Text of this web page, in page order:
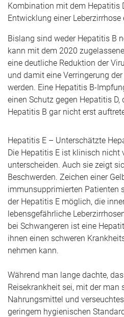
Kombination mit dem Hepatitis
Entwicklung einer Leberzirrhose
Bislang sind weder Hepatitis B
kann mit dem 2020
eine deutliche Reduktion der
und damit eine Verringerung
werden. Eine Hepatitis B-
einen Schutz gegen Hepatitis D,
Hepatitis B gar nicht erst
Hepatitis E – Unterschätzte
Die Hepatitis E ist klinisch nicht
unterscheiden. Auch sie zeigt
Beschwerden. Zeichen einer
immunsupprimierten Patienten
der Hepatitis E möglich, die
lebensgefährliche
bei Schwangeren ist eine
ihnen einen schweren
nehmen kann.
Während man lange dachte,
Reisekrankheit sei, mit der
Nahrungsmittel und
geringem hygienischen